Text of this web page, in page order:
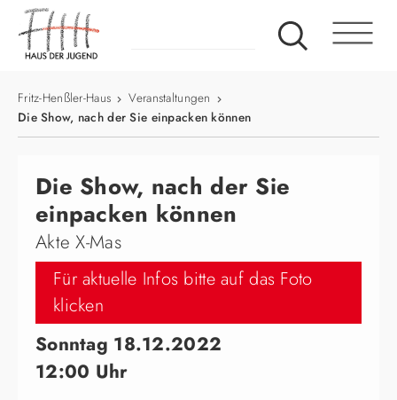
Fritz-Henßler-Haus
Veranstaltungen
Die Show, nach der Sie einpacken können
Die Show, nach der Sie
einpacken können
Akte X-Mas
Für aktuelle Infos bitte auf das Foto
klicken
Sonntag 18.12.2022
12:00 Uhr